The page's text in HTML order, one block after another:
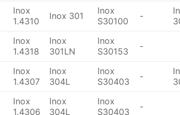
Inox
1.4310
Inox 301
Inox
S30100
-
Inox
1.4318
Inox
301LN
Inox
S30153
-
Inox
1.4307
Inox
304L
Inox
S30403
-
Inox
1.4306
Inox
304L
Inox
S30403
-